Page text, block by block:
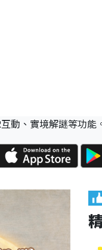
動、實境解謎等功能